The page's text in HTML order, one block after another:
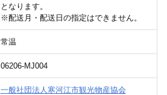
となります。
※配送月・配送日の指定はできません。
常温
06206-MJ004
一般社団法人寒河江市観光物産協会